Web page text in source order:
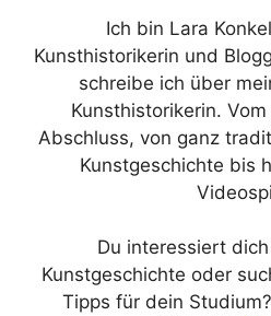
Ich bin Lara
Kunsthistorikerin und
schreibe ich über
Kunsthistorikerin.
Abschluss, von ganz
Kunstgeschichte bis
Du interessiert
Kunstgeschichte oder
Tipps für dein